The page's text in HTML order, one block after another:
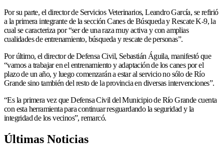
Por su parte, el director de Servicios Veterinarios, Leandro García, se refirió
a la primera integrante de la sección Canes de Búsqueda y Rescate K-9, la
cual se caracteriza por “ser de una raza muy activa y con amplias
cualidades de entrenamiento, búsqueda y rescate de personas”.
Por último, el director de Defensa Civil, Sebastián Águila, manifestó que
“vamos a trabajar en el entrenamiento y adaptación de los canes por el
plazo de un año, y luego comenzarán a estar al servicio no sólo de Río
Grande sino también del resto de la provincia en diversas intervenciones”.
“Es la primera vez que Defensa Civil del Municipio de Río Grande cuenta
con esta herramienta para continuar resguardando la seguridad y la
integridad de los vecinos”, remarcó.
Últimas Noticias